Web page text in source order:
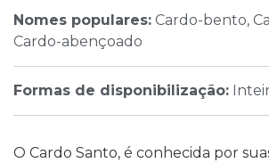
Nomes populares: Cardo-bento,
Cardo-abençoado
Formas de disponibilização:
O Cardo Santo, é conhecida por